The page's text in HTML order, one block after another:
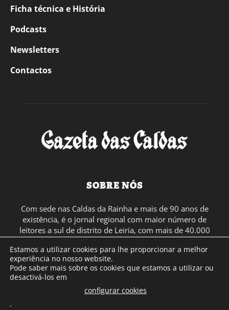
Ficha técnica e História
Podcasts
Newsletters
Contactos
SOBRE NÓS
Com sede nas Caldas da Rainha e mais de 90 anos de
existência, é o jornal regional com maior número de
leitores a sul de distrito de Leiria, com mais de 40.000
em Portugal Continental e assinatura online.
SIGA-NOS
Estamos a utilizar cookies para lhe proporcionar a melhor
experiência no nosso website.
Pode saber mais sobre os cookies que estamos a utilizar ou
desactivá-los em
configurar cookies
.